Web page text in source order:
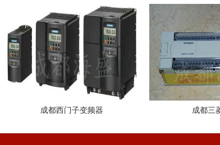
成都西门子变频器 成都三